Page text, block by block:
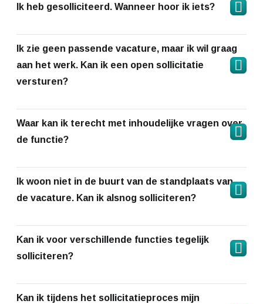
Ik heb gesolliciteerd. Wanneer hoor ik iets?
Ik zie geen passende vacature, maar ik wil graag
aan het werk. Kan ik een open sollicitatie
versturen?
Waar kan ik terecht met inhoudelijke vragen over
de functie?
Ik woon niet in de buurt van de standplaats van
de vacature. Kan ik alsnog solliciteren?
Kan ik voor verschillende functies tegelijk
solliciteren?
Kan ik tijdens het sollicitatieproces mijn